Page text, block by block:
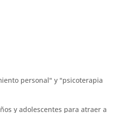
personal" y "psicoterapia
y adolescentes para atraer a